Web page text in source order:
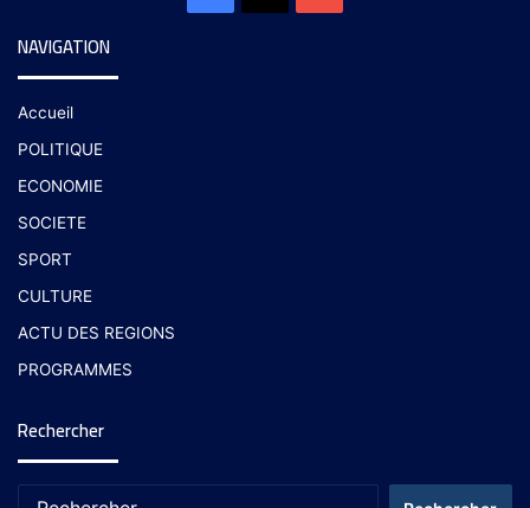
NAVIGATION
Accueil
POLITIQUE
ECONOMIE
SOCIETE
SPORT
CULTURE
ACTU DES REGIONS
PROGRAMMES
Rechercher